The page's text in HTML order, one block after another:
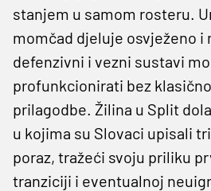
stanjem u samom rosteru.
momčad djeluje osvježeno i
defenzivni i vezni sustavi
profunkcionirati bez
prilagodbe. Žilina u Split
u kojima su Slovaci upisali
poraz, tražeći svoju priliku
tranziciji i eventualnoj